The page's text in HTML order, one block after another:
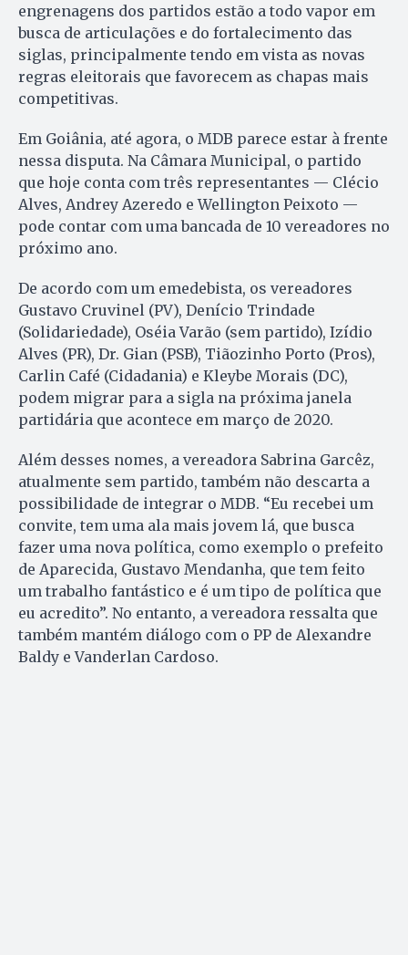
engrenagens dos partidos estão a todo vapor em
busca de articulações e do fortalecimento das
siglas, principalmente tendo em vista as novas
regras eleitorais que favorecem as chapas mais
competitivas.
Em Goiânia, até agora, o MDB parece estar à frente
nessa disputa. Na Câmara Municipal, o partido
que hoje conta com três representantes — Clécio
Alves, Andrey Azeredo e Wellington Peixoto —
pode contar com uma bancada de 10 vereadores no
próximo ano.
De acordo com um emedebista, os vereadores
Gustavo Cruvinel (PV), Denício Trindade
(Solidariedade), Oséia Varão (sem partido), Izídio
Alves (PR), Dr. Gian (PSB), Tiãozinho Porto (Pros),
Carlin Café (Cidadania) e Kleybe Morais (DC),
podem migrar para a sigla na próxima janela
partidária que acontece em março de 2020.
Além desses nomes, a vereadora Sabrina Garcêz,
atualmente sem partido, também não descarta a
possibilidade de integrar o MDB. “Eu recebei um
convite, tem uma ala mais jovem lá, que busca
fazer uma nova política, como exemplo o prefeito
de Aparecida, Gustavo Mendanha, que tem feito
um trabalho fantástico e é um tipo de política que
eu acredito”. No entanto, a vereadora ressalta que
também mantém diálogo com o PP de Alexandre
Baldy e Vanderlan Cardoso.